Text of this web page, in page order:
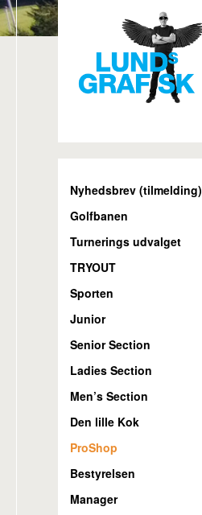
Nyhedsbrev (tilmelding)
Golfbanen
Turnerings udvalget
TRYOUT
Sporten
Junior
Senior Section
Ladies Section
Men’s Section
Den lille Kok
ProShop
Bestyrelsen
Manager